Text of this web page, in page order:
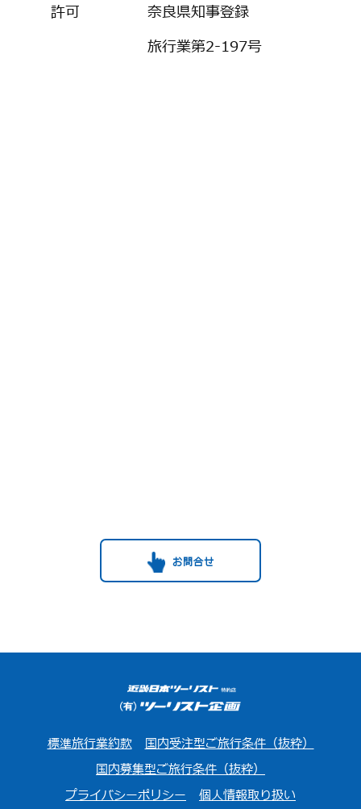
許可
奈良県知事登録
旅行業第2-197号
お問合せ
標準旅行業約款
国内受注型ご旅行条件（抜粋）
国内募集型ご旅行条件（抜粋）
プライバシーポリシー
個人情報取り扱い